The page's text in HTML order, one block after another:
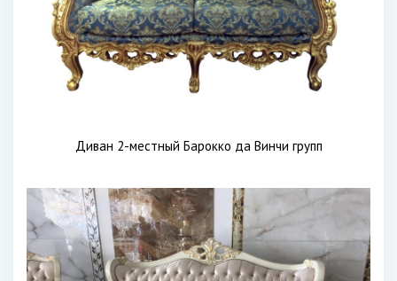
Диван 2-местный Барокко да Винчи групп